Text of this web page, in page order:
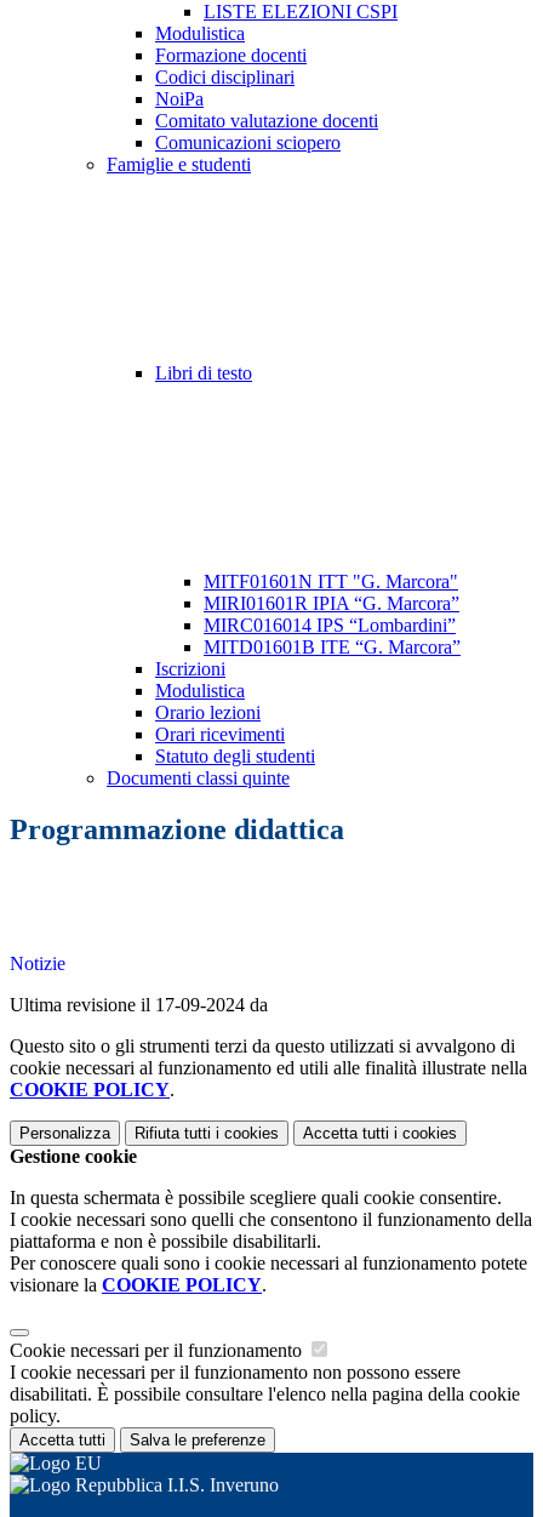
LISTE ELEZIONI CSPI
Modulistica
Formazione docenti
Codici disciplinari
NoiPa
Comitato valutazione docenti
Comunicazioni sciopero
Famiglie e studenti
Libri di testo
MITF01601N ITT "G. Marcora"
MIRI01601R IPIA “G. Marcora”
MIRC016014 IPS “Lombardini”
MITD01601B ITE “G. Marcora”
Iscrizioni
Modulistica
Orario lezioni
Orari ricevimenti
Statuto degli studenti
Documenti classi quinte
Programmazione didattica
Notizie
Ultima revisione il 17-09-2024 da
Questo sito o gli strumenti terzi da questo utilizzati si avvalgono di
cookie necessari al funzionamento ed utili alle finalità illustrate nella
COOKIE POLICY.
Personalizza Rifiuta tutti i cookies Accetta tutti i cookies
Gestione cookie
In questa schermata è possibile scegliere quali cookie consentire.
I cookie necessari sono quelli che consentono il funzionamento della
piattaforma e non è possibile disabilitarli.
Per conoscere quali sono i cookie necessari al funzionamento potete
visionare la COOKIE POLICY.
Cookie necessari per il funzionamento
I cookie necessari per il funzionamento non possono essere
disabilitati. È possibile consultare l'elenco nella pagina della cookie
policy.
Accetta tutti Salva le preferenze
I.I.S. Inveruno